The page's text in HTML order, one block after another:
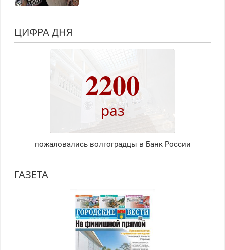
ЦИФРА ДНЯ
2200
раз
пожаловались волгоградцы в Банк России
ГАЗЕТА